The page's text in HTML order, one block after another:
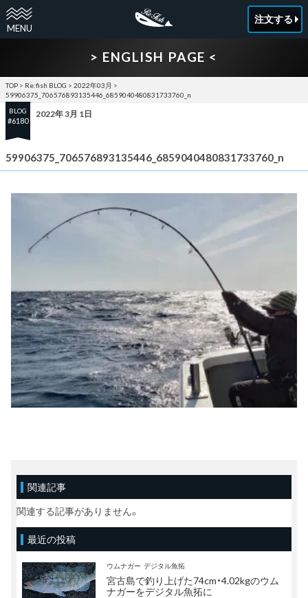
注文する
> ENGLISH PAGE <
TOP > Re:fish BLOG > 2022年03月 >
59906375_706576893135446_6859040480831733760_n
BLOG
#6180
2022年 3月 1日
59906375_706576893135446_6859040480831733760_n
関連記事
関連する記事がありません。
最近の投稿
ウムナガー デジタル魚拓
宮古島で釣り上げた74cm・4.02kgのウム
ナガーをデジタル魚拓に